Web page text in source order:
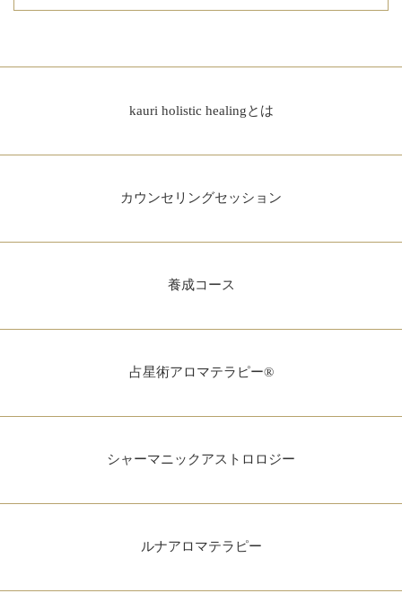
kauri holistic healingとは
カウンセリングセッション
養成コース
占星術アロマテラピー®
シャーマニックアストロロジー
ルナアロマテラピー